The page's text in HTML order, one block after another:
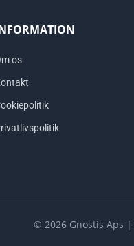
os
© 2026 Gnostis Aps |